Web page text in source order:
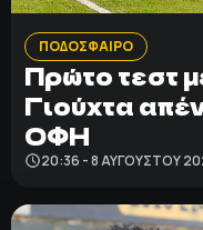
ΠΟΔΟΣΦΑΙΡΟ
Πρώτο τεστ
Γιούχτα
ΟΦΗ
20:36 - 8 ΑΥΓΟΎΣΤΟΥ